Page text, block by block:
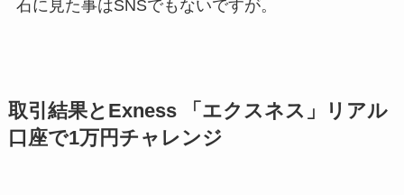
石に見た事はSNSでもないですが。
取引結果と Exness
「エクスネス」リアル
口座で1万円チャレンジ